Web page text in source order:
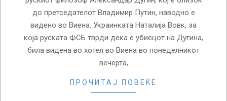
до претседателот Владимир Путин, наводно е
видено во Виена. Украинката Наталија Вовк, за
која руската ФСБ тврди дека е убиецот на Дугина,
била видена во хотел во Виена во понеделникот
вечерта,
ПРОЧИТАЈ ПОВЕЌЕ